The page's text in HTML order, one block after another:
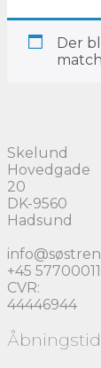
Der
Skelund
Hovedgade
20
DK-9560
Hadsund
+45 57700011
CVR:
44446944